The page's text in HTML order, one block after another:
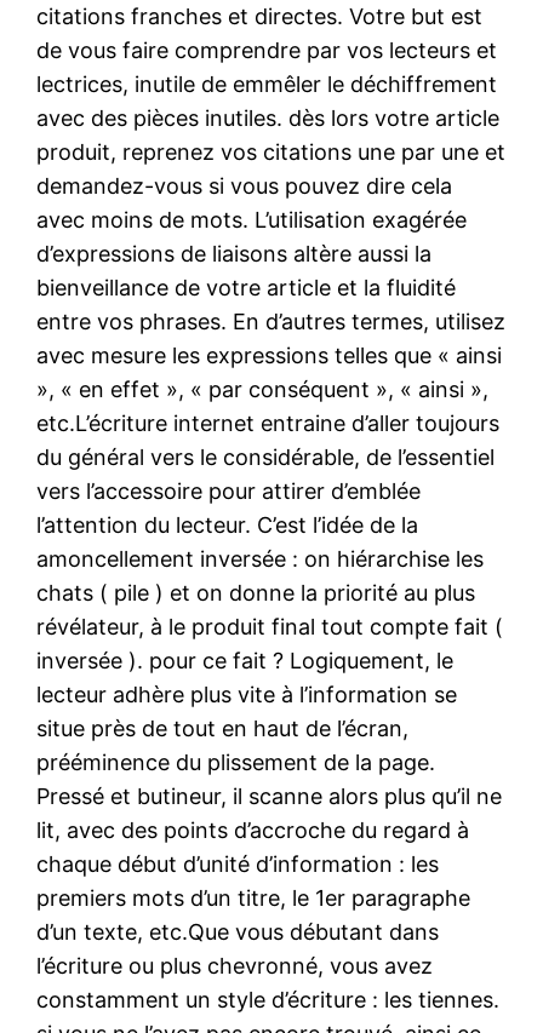
citations franches et directes. Votre but est
de vous faire comprendre par vos lecteurs et
lectrices, inutile de emmêler le déchiffrement
avec des pièces inutiles. dès lors votre article
produit, reprenez vos citations une par une et
demandez-vous si vous pouvez dire cela
avec moins de mots. L’utilisation exagérée
d’expressions de liaisons altère aussi la
bienveillance de votre article et la fluidité
entre vos phrases. En d’autres termes, utilisez
avec mesure les expressions telles que « ainsi
», « en effet », « par conséquent », « ainsi »,
etc.L’écriture internet entraine d’aller toujours
du général vers le considérable, de l’essentiel
vers l’accessoire pour attirer d’emblée
l’attention du lecteur. C’est l’idée de la
amoncellement inversée : on hiérarchise les
chats ( pile ) et on donne la priorité au plus
révélateur, à le produit final tout compte fait (
inversée ). pour ce fait ? Logiquement, le
lecteur adhère plus vite à l’information se
situe près de tout en haut de l’écran,
prééminence du plissement de la page.
Pressé et butineur, il scanne alors plus qu’il ne
lit, avec des points d’accroche du regard à
chaque début d’unité d’information : les
premiers mots d’un titre, le 1er paragraphe
d’un texte, etc.Que vous débutant dans
l’écriture ou plus chevronné, vous avez
constamment un style d’écriture : les tiennes.